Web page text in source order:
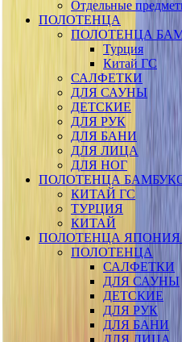
Отдельные
ПОЛОТЕНЦА
ПОЛОТЕНЦА
Турция
Китай ГС
САЛФЕТКИ
ДЛЯ САУНЫ
ДЕТСКИЕ
ДЛЯ РУК
ДЛЯ БАНИ
ДЛЯ ЛИЦА
ДЛЯ НОГ
ПОЛОТЕНЦА
КИТАЙ ГС
ТУРЦИЯ
КИТАЙ
ПОЛОТЕНЦА ЯПОНИЯ
ПОЛОТЕНЦА
САЛФЕТКИ
ДЛЯ САУНЫ
ДЕТСКИЕ
ДЛЯ РУК
ДЛЯ БАНИ
ДЛЯ ЛИЦА